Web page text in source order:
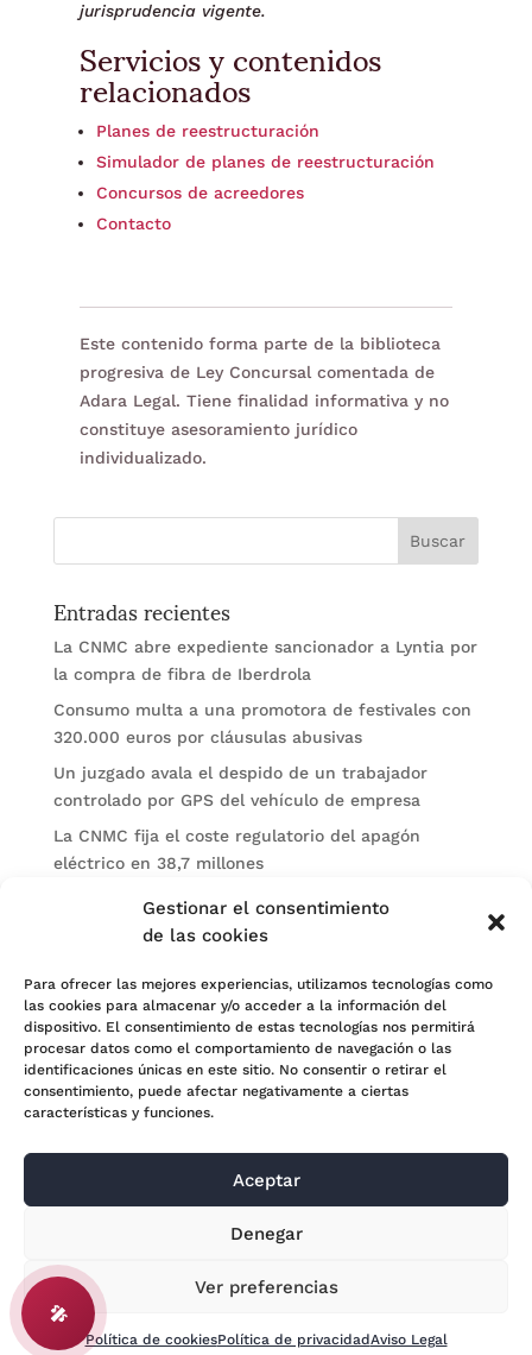
Gestionar el consentimiento
de las cookies
Para ofrecer las mejores experiencias, utilizamos tecnologías como
las cookies para almacenar y/o acceder a la información del
dispositivo. El consentimiento de estas tecnologías nos permitirá
procesar datos como el comportamiento de navegación o las
identificaciones únicas en este sitio. No consentir o retirar el
consentimiento, puede afectar negativamente a ciertas
características y funciones.
Aceptar
Denegar
Ver preferencias
Política de cookiesPolítica de privacidadAviso Legal
jurisprudencia vigente.
Servicios y contenidos
relacionados
Planes de reestructuración
Simulador de planes de reestructuración
Concursos de acreedores
Contacto
Este contenido forma parte de la biblioteca
progresiva de Ley Concursal comentada de
Adara Legal. Tiene finalidad informativa y no
constituye asesoramiento jurídico
individualizado.
Entradas recientes
La CNMC abre expediente sancionador a Lyntia por
la compra de fibra de Iberdrola
Consumo multa a una promotora de festivales con
320.000 euros por cláusulas abusivas
Un juzgado avala el despido de un trabajador
controlado por GPS del vehículo de empresa
La CNMC fija el coste regulatorio del apagón
eléctrico en 38,7 millones
El BOE publica sanciones de la CNMV a Soltec y
Categorías
Actualidad
Noticias Jurídicas
Subastas
Aviso Legal
🎤